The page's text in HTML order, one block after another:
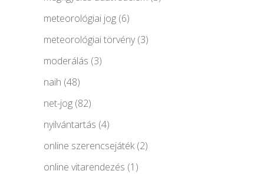
meteorológiai jog (6)
meteorológiai törvény(3)
moderálás (3)
naih (48)
net-jog (82)
nyilvántartás (4)
online szerencsejáték(2)
online vitarendezés (1)